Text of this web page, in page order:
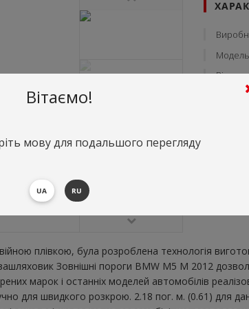
Модель
Рік
Тип
плівкою, була розроблена технологія
Зовнішні пороги BMW M5 M 2012
марок і останніх моделей автомобілів
для швидкого розкрою. 2.18 пог. м. (0.61) для
Вітаємо!
мову для подальшого перегляду
UA RU